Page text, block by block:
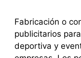
Fabricación o
publicitarios
deportiva y